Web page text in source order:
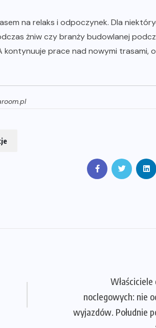
na relaks i odpoczynek. Dla
żniw czy branży budowlanej
kontynuuje prace nad nowymi trasami,
noclegowych: nie
wyjazdów. Południe